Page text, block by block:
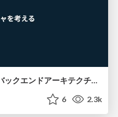
AI Agent Tool のためのバックエンドアーキテクチャを考える #encraft
6 2.3k